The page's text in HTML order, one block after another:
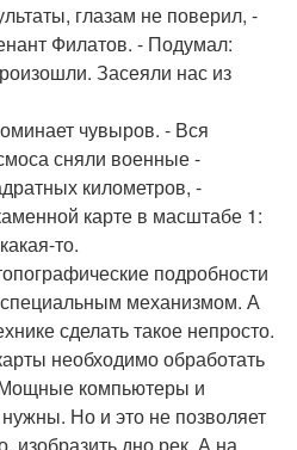
глазам не поверил, -
Филатов. - Подумал:
Засеяли нас из
чувыров. - Вся
сняли военные -
километров, -
карте в масштабе 1:
то.
подробности
механизмом. А
сделать такое непросто.
необходимо обработать
компьютеры и
Но и это не позволяет